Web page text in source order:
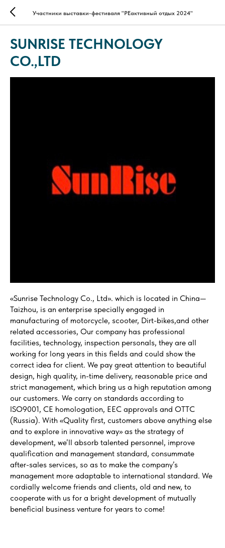
Участники выставки-фестиваля "РЕактивный отдых 2024"
SUNRISE TECHNOLOGY
CO.,LTD
«Sunrise Technology Co., Ltd». which is located in China—
Taizhou, is an enterprise specially engaged in
manufacturing of motorcycle, scooter, Dirt-bikes,and other
related accessories, Our company has professional
facilities, technology, inspection personals, they are all
working for long years in this fields and could show the
correct idea for client. We pay great attention to beautiful
design, high quality, in-time delivery, reasonable price and
strict management, which bring us a high reputation among
our customers. We carry on standards according to
ISO9001, CE homologation, EEC approvals and OTTC
(Russia). With «Quality first, customers above anything else
and to explore in innovative way» as the strategy of
development, we’ll absorb talented personnel, improve
qualification and management standard, consummate
after-sales services, so as to make the company’s
management more adaptable to international standard. We
cordially welcome friends and clients, old and new, to
cooperate with us for a bright development of mutually
beneficial business venture for years to come!